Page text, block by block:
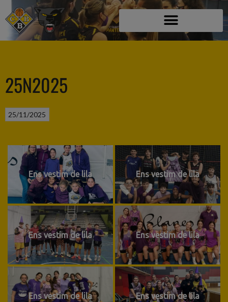
25N2025
25/11/2025
Ens vestim de lila Ens vestim de lila
Ens vestim de lila Ens vestim de lila
Ens vestim de lila Ens vestim de lila